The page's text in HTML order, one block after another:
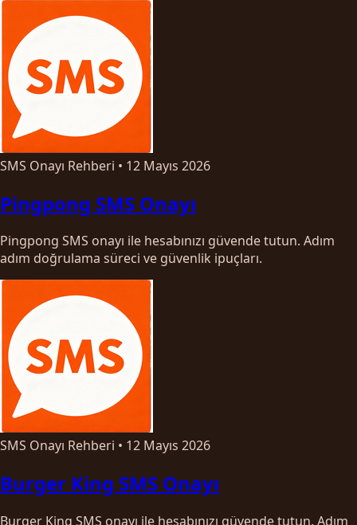
SMS Onayı Rehberi • 12 Mayıs 2026
Pingpong SMS Onayı
Pingpong SMS onayı ile hesabınızı güvende tutun. Adım
adım doğrulama süreci ve güvenlik ipuçları.
SMS Onayı Rehberi • 12 Mayıs 2026
Burger King SMS Onayı
Burger King SMS onayı ile hesabınızı güvende tutun. Adım